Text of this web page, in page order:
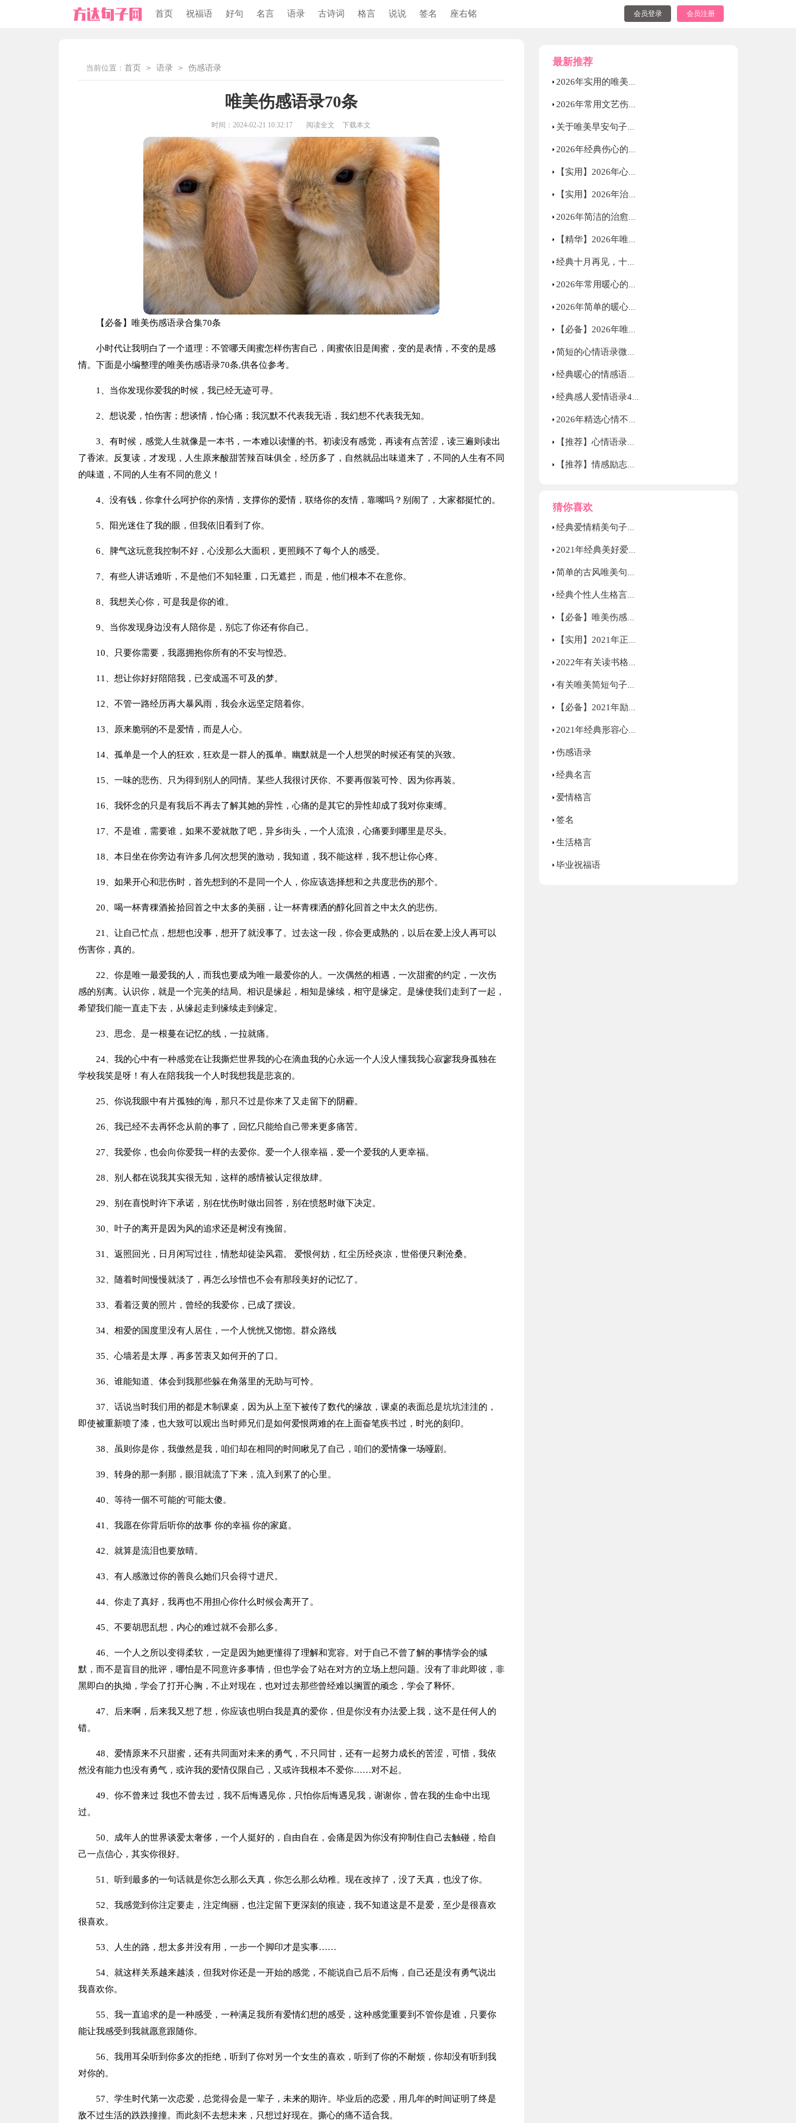
首页 祝福语 好句 名言 语录 古诗词 格言 说说 签名 座右铭 会员登录 会员注册
当前位置： 首页 > 语录 > 伤感语录
唯美伤感语录70条
时间：2024-02-21 10:32:17 阅读全文 下载本文
【必备】唯美伤感语录合集70条
小时代让我明白了一个道理：不管哪天闺蜜怎样伤害自己，闺蜜依旧是闺蜜，变的是表情，不变的是感
情。下面是小编整理的唯美伤感语录70条,供各位参考。
1、当你发现你爱我的时候，我已经无迹可寻。
2、想说爱，怕伤害；想谈情，怕心痛；我沉默不代表我无语，我幻想不代表我无知。
3、有时候，感觉人生就像是一本书，一本难以读懂的书。初读没有感觉，再读有点苦涩，读三遍则读出
了香浓。反复读，才发现，人生原来酸甜苦辣百味俱全，经历多了，自然就品出味道来了，不同的人生有不同
的味道，不同的人生有不同的意义！
4、没有钱，你拿什么呵护你的亲情，支撑你的爱情，联络你的友情，靠嘴吗？别闹了，大家都挺忙的。
5、阳光迷住了我的眼，但我依旧看到了你。
6、脾气这玩意我控制不好，心没那么大面积，更照顾不了每个人的感受。
7、有些人讲话难听，不是他们不知轻重，口无遮拦，而是，他们根本不在意你。
8、我想关心你，可是我是你的谁。
9、当你发现身边没有人陪你是，别忘了你还有你自己。
10、只要你需要，我愿拥抱你所有的不安与惶恐。
11、想让你好好陪陪我，已变成遥不可及的梦。
12、不管一路经历再大暴风雨，我会永远坚定陪着你。
13、原来脆弱的不是爱情，而是人心。
14、孤单是一个人的狂欢，狂欢是一群人的孤单。幽默就是一个人想哭的时候还有笑的兴致。
15、一味的悲伤、只为得到别人的同情。某些人我很讨厌你、不要再假装可怜、因为你再装。
16、我怀念的只是有我后不再去了解其她的异性，心痛的是其它的异性却成了我对你束缚。
17、不是谁，需要谁，如果不爱就散了吧，异乡街头，一个人流浪，心痛要到哪里是尽头。
18、本日坐在你旁边有许多几何次想哭的激动，我知道，我不能这样，我不想让你心疼。
19、如果开心和悲伤时，首先想到的不是同一个人，你应该选择想和之共度悲伤的那个。
20、喝一杯青稞酒捡拾回首之中太多的美丽，让一杯青稞洒的醇化回首之中太久的悲伤。
21、让自己忙点，想想也没事，想开了就没事了。过去这一段，你会更成熟的，以后在爱上没人再可以
伤害你，真的。
22、你是唯一最爱我的人，而我也要成为唯一最爱你的人。一次偶然的相遇，一次甜蜜的约定，一次伤
感的别离。认识你，就是一个完美的结局。相识是缘起，相知是缘续，相守是缘定。是缘使我们走到了一起，
希望我们能一直走下去，从缘起走到缘续走到缘定。
23、思念、是一根蔓在记忆的线，一拉就痛。
24、我的心中有一种感觉在让我撕烂世界我的心在滴血我的心永远一个人没人懂我我心寂寥我身孤独在
学校我笑是呀！有人在陪我我一个人时我想我是悲哀的。
25、你说我眼中有片孤独的海，那只不过是你来了又走留下的阴霾。
26、我已经不去再怀念从前的事了，回忆只能给自己带来更多痛苦。
27、我爱你，也会向你爱我一样的去爱你。爱一个人很幸福，爱一个爱我的人更幸福。
28、别人都在说我其实很无知，这样的感情被认定很放肆。
29、别在喜悦时许下承诺，别在忧伤时做出回答，别在愤怒时做下决定。
30、叶子的离开是因为风的追求还是树没有挽留。
31、返照回光，日月闲写过往，情愁却徒染风霜。 爱恨何妨，红尘历经炎凉，世俗便只剩沧桑。
32、随着时间慢慢就淡了，再怎么珍惜也不会有那段美好的记忆了。
33、看着泛黄的照片，曾经的我爱你，已成了摆设。
34、相爱的国度里没有人居住，一个人恍恍又惚惚。群众路线
35、心墙若是太厚，再多苦衷又如何开的了口。
36、谁能知道、体会到我那些躲在角落里的无助与可怜。
37、话说当时我们用的都是木制课桌，因为从上至下被传了数代的缘故，课桌的表面总是坑坑洼洼的，
即使被重新喷了漆，也大致可以观出当时师兄们是如何爱恨两难的在上面奋笔疾书过，时光的刻印。
38、虽则你是你，我傲然是我，咱们却在相同的时间瞅见了自己，咱们的爱情像一场哑剧。
39、转身的那一刹那，眼泪就流了下来，流入到累了的心里。
40、等待一個不可能的'可能太傻。
41、我愿在你背后听你的故事 你的幸福 你的家庭。
42、就算是流泪也要放晴。
43、有人感激过你的善良么她们只会得寸进尺。
44、你走了真好，我再也不用担心你什么时候会离开了。
45、不要胡思乱想，内心的难过就不会那么多。
46、一个人之所以变得柔软，一定是因为她更懂得了理解和宽容。对于自己不曾了解的事情学会的缄
默，而不是盲目的批评，哪怕是不同意许多事情，但也学会了站在对方的立场上想问题。没有了非此即彼，非
黑即白的执拗，学会了打开心胸，不止对现在，也对过去那些曾经难以搁置的顽念，学会了释怀。
47、后来啊，后来我又想了想，你应该也明白我是真的爱你，但是你没有办法爱上我，这不是任何人的
错。
48、爱情原来不只甜蜜，还有共同面对未来的勇气，不只同甘，还有一起努力成长的苦涩，可惜，我依
然没有能力也没有勇气，或许我的爱情仅限自己，又或许我根本不爱你……对不起。
49、你不曾来过 我也不曾去过，我不后悔遇见你，只怕你后悔遇见我，谢谢你，曾在我的生命中出现
过。
50、成年人的世界谈爱太奢侈，一个人挺好的，自由自在，会痛是因为你没有抑制住自己去触碰，给自
己一点信心，其实你很好。
51、听到最多的一句话就是你怎么那么天真，你怎么那么幼稚。现在改掉了，没了天真，也没了你。
52、我感觉到你注定要走，注定绚丽，也注定留下更深刻的痕迹，我不知道这是不是爱，至少是很喜欢
很喜欢。
53、人生的路，想太多并没有用，一步一个脚印才是实事……
54、就这样关系越来越淡，但我对你还是一开始的感觉，不能说自己后不后悔，自己还是没有勇气说出
我喜欢你。
55、我一直追求的是一种感受，一种满足我所有爱情幻想的感受，这种感觉重要到不管你是谁，只要你
能让我感受到我就愿意跟随你。
56、我用耳朵听到你多次的拒绝，听到了你对另一个女生的喜欢，听到了你的不耐烦，你却没有听到我
对你的。
57、学生时代第一次恋爱，总觉得会是一辈子，未来的期许。毕业后的恋爱，用几年的时间证明了终是
敌不过生活的跌跌撞撞。而此刻不去想未来，只想过好现在。撕心的痛不适合我。
最新推荐
2026年实用的唯美心情语录汇编34条
2026年常用文艺伤感句子摘录59句
关于唯美早安句子汇总90句精选
2026年经典伤心的心情语录大合集65句
【实用】2026年心情不好语录集合42条
【实用】2026年治愈的心情语录49条
2026年简洁的治愈的心情语录40条
【精华】2026年唯美的情感句子合集38条
经典十月再见，十一月你好唯美说说句子大全（精选80句）
2026年常用暖心的情感语录合集48句
2026年简单的暖心的爱情语录汇编80句
【必备】2026年唯美心情语录汇编44句
简短的心情语录微博汇总64句
经典暖心的情感语录摘录69句
经典感人爱情语录40句
2026年精选心情不好语录集锦76条
【推荐】心情语录汇编53条
【推荐】情感励志语录25条
猜你喜欢
经典爱情精美句子集合36条
2021年经典美好爱情句子汇编75句
简单的古风唯美句子集锦66条
经典个性人生格言合集90条
【必备】唯美伤感语录合集70条
【实用】2021年正能量励志句子汇编59句
2022年有关读书格言34句
有关唯美简短句子集锦85句
【必备】2021年励志感悟句子48条
2021年经典形容心情低落的句子集锦50句
伤感语录
经典名言
爱情格言
签名
生活格言
毕业祝福语